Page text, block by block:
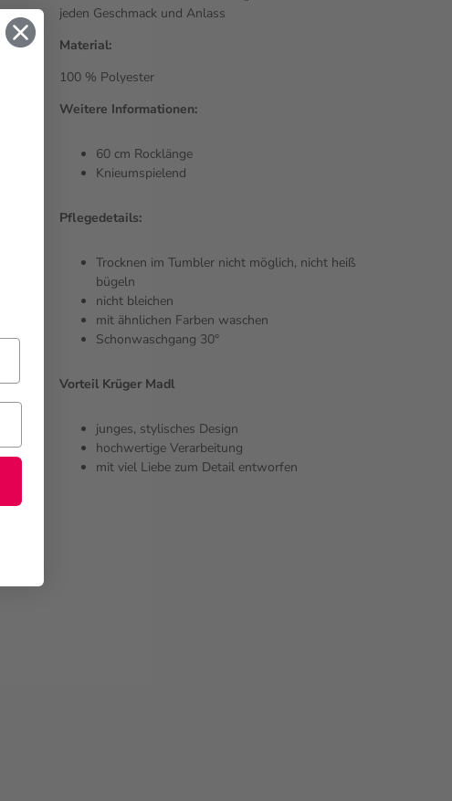
jeden Geschmack und Anlass
Material:
100 % Polyester
Weitere Informationen:
60 cm Rocklänge
Knieumspielend
Pflegedetails:
Trocknen im Tumbler nicht möglich, nicht heiß
bügeln
nicht bleichen
mit ähnlichen Farben waschen
Schonwaschgang 30°
Vorteil Krüger Madl
junges, stylisches Design
hochwertige Verarbeitung
mit viel Liebe zum Detail entworfen